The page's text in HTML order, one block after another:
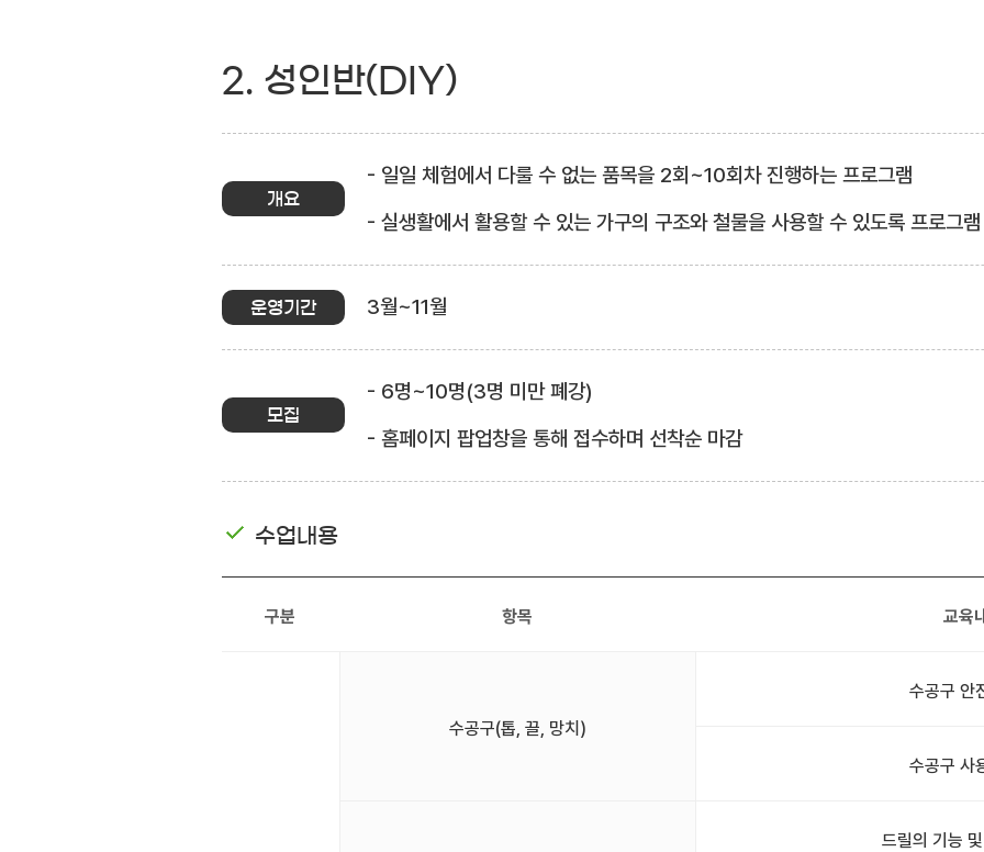
2. 성인반(DIY)
개요
- 일일 체험에서 다룰 수 없는 품목을 2회~10회차 진행하는 프로그램
- 실생활에서 활용할 수 있는 가구의 구조와 철물을 사용할 수 있도록 프로그
운영기간 3월~11월
모집
- 6명~10명(3명 미만 폐강)
- 홈페이지 팝업창을 통해 접수하며 선착순 마감
수업내용
구분 항목 교육
수공구(톱, 끌, 망치)
수공구 안
수공구 사
드릴의 기능